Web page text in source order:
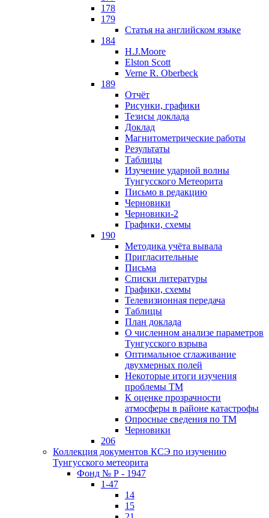
178
179
Статья на английском языке
184
H.J.Moore
Elston Scott
Verne R. Oberbeck
189
Отчёт
Рисунки, графики
Тезисы доклада
Доклад
Магнитометрические работы
Результаты
Таблицы
Изучение ударной волны
Тунгусского Метеорита
Письмо в редакцию
Черновики
Черновики-2
Графики, схемы
190
Методика учёта вывала
Пригласительные
Письма
Списки литературы
Графики, схемы
Телевизионная передача
Таблицы
План доклада
О численном анализе параметров
Тунгусского взрыва
Оптимальное сглаживание
двухмерных полей
Некоторые итоги изучения
проблемы ТМ
К оценке прозрачности
атмосферы в районе катастрофы
Опросные сведения по ТМ
Черновики
206
Коллекция документов КСЭ по изучению
Тунгусского метеорита
Фонд № Р - 1947
1-47
14
15